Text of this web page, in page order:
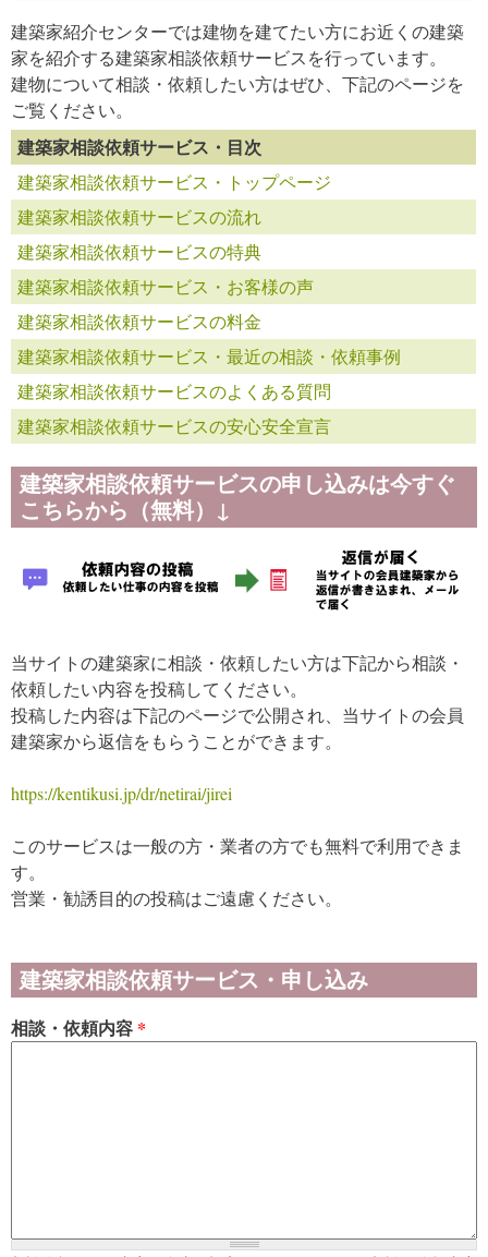
建築家紹介センターでは建物を建てたい方にお近くの建築
家を紹介する建築家相談依頼サービスを行っています。
建物について相談・依頼したい方はぜひ、下記のページを
ご覧ください。
建築家相談依頼サービス・目次
建築家相談依頼サービス・トップページ
建築家相談依頼サービスの流れ
建築家相談依頼サービスの特典
建築家相談依頼サービス・お客様の声
建築家相談依頼サービスの料金
建築家相談依頼サービス・最近の相談・依頼事例
建築家相談依頼サービスのよくある質問
建築家相談依頼サービスの安心安全宣言
建築家相談依頼サービスの申し込みは今すぐ
こちらから（無料）↓
当サイトの建築家に相談・依頼したい方は下記から相談・
依頼したい内容を投稿してください。
投稿した内容は下記のページで公開され、当サイトの会員
建築家から返信をもらうことができます。
https://kentikusi.jp/dr/netirai/jirei
このサービスは一般の方・業者の方でも無料で利用できま
す。
営業・勧誘目的の投稿はご遠慮ください。
建築家相談依頼サービス・申し込み
相談・依頼内容 *